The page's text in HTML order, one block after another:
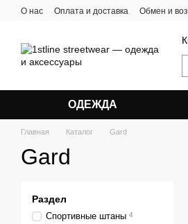
Перейти к основному контенту
О нас Оплата и доставка Обмен и
ОДЕЖДА
Главная Каталог Gard
Gard
Раздел
Спортивные штаны 4